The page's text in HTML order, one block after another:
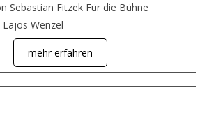
Sebastian Fitzek Für die Bühne
Wenzel
mehr erfahren